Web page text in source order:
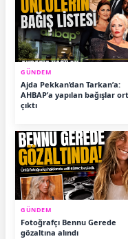
GÜNDEM
Ajda Pekkan’dan Tarkan’a:
AHBAP’a yapılan bağışlar
çıktı
GÜNDEM
Fotoğrafçı Bennu Gerede
gözaltına alındı